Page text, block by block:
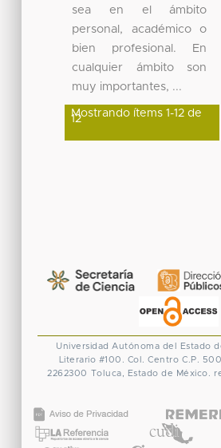
sea en el ámbito
personal, académico o
bien profesional. En
cualquier ámbito son
muy importantes, ...
Mostrando ítems 1-12 de
12
Universidad Autónoma del Estado
Literario #100. Col. Centro C.P.
2262300 Toluca, Estado de México.